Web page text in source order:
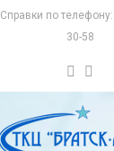
Справки по
30-58